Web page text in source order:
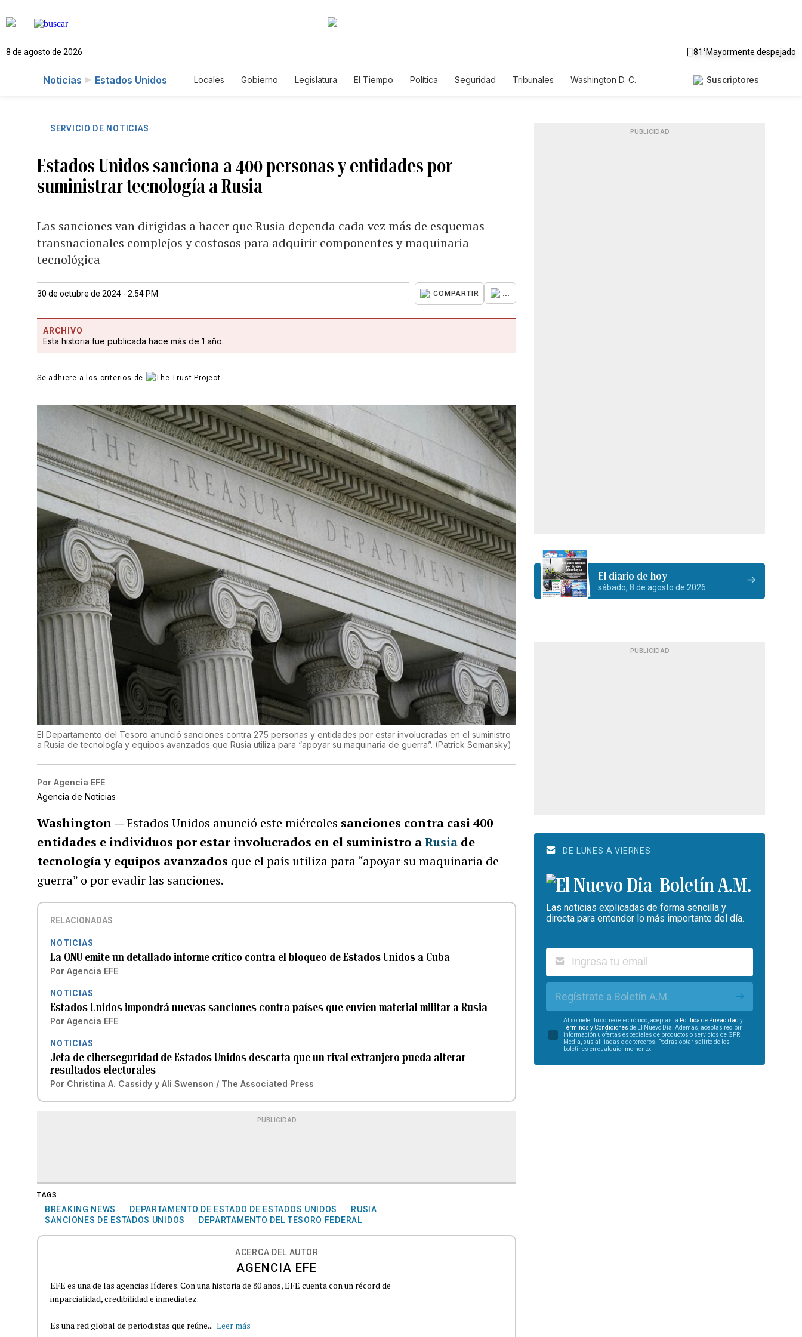
8 de agosto de 2026 81°Mayormente despejado
Noticias Estados Unidos Locales Gobierno Legislatura El Tiempo Política Seguridad Tribunales
Washington D. C.
Suscriptores
SERVICIO DE NOTICIAS
Estados Unidos sanciona a 400 personas y entidades por
suministrar tecnología a Rusia
Las sanciones van dirigidas a hacer que Rusia dependa cada vez más de esquemas
transnacionales complejos y costosos para adquirir componentes y maquinaria
tecnológica
30 de octubre de 2024 - 2:54 PM COMPARTIR ...
ARCHIVO
Esta historia fue publicada hace más de 1 año.
Se adhiere a los criterios de
El Departamento del Tesoro anunció sanciones contra 275 personas y entidades por estar involucradas en el suministro
a Rusia de tecnología y equipos avanzados que Rusia utiliza para “apoyar su maquinaria de guerra”. (Patrick Semansky)
Por Agencia EFE
Agencia de Noticias
Washington —Estados Unidos anunció este miércoles sanciones contra casi 400
entidades e individuos por estar involucrados en el suministro aRusia de
tecnología y equipos avanzados que el país utiliza para “apoyar su maquinaria de
guerra” o por evadir las sanciones.
RELACIONADAS
NOTICIAS
La ONU emite un detallado informe crítico contra el bloqueo de Estados Unidos a Cuba
Por Agencia EFE
NOTICIAS
Estados Unidos impondrá nuevas sanciones contra países que envíen material militar a Rusia
Por Agencia EFE
NOTICIAS
Jefa de ciberseguridad de Estados Unidos descarta que un rival extranjero pueda alterar
resultados electorales
Por Christina A. Cassidy y Ali Swenson / The Associated Press
PUBLICIDAD
TAGS
BREAKING NEWS DEPARTAMENTO DE ESTADO DE ESTADOS UNIDOS
RUSIA
SANCIONES DE ESTADOS UNIDOS
DEPARTAMENTO DEL TESORO FEDERAL
ACERCA DEL AUTOR
AGENCIA EFE
EFE es una de las agencias líderes. Con una historia de 80 años, EFE cuenta con un récord de
imparcialidad, credibilidad e inmediatez.
Es una red global de periodistas que reúne... Leer más
PUBLICIDAD
El diario de hoy
sábado, 8 de agosto de 2026
PUBLICIDAD
DE LUNES A VIERNES
Boletín A.M.
Las noticias explicadas de forma sencilla y
directa para entender lo más importante del día.
Regístrate a Boletín A.M.
Al someter tu correo electrónico, aceptas la Política de Privacidad y
Términos y Condiciones de El Nuevo Día. Además, aceptas recibir
información u ofertas especiales de productos o servicios de GFR
Media, sus afiliadas o de terceros. Podrás optar salirte de los
boletines en cualquier momento.